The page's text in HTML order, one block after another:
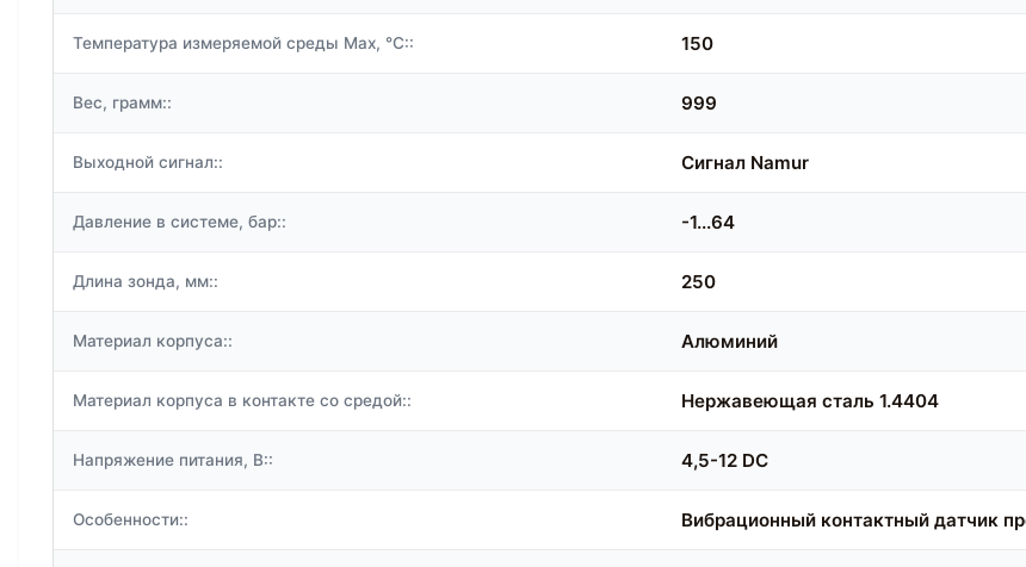
Температура измеряемой среды Max, °C:: 150
Вес, грамм:: 999
Выходной сигнал:: Сигнал Namur
Давление в системе, бар:: -1...64
Длина зонда, мм:: 250
Материал корпуса:: Алюминий
Материал корпуса в контакте со средой:: Нержавеющая сталь 1.4404
Напряжение питания, В:: 4,5-12 DC
Особенности:: Вибрационный контактный датчик